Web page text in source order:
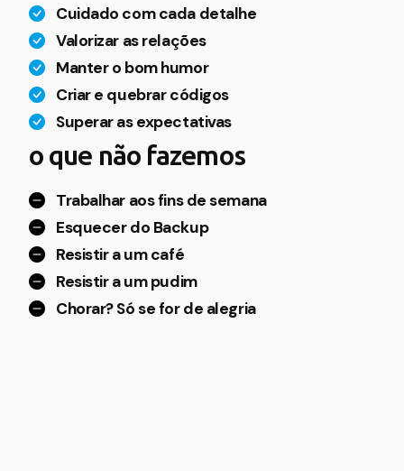
Cuidado com cada detalhe
Valorizar as relações
Manter o bom humor
Criar e quebrar códigos
Superar as expectativas
o que não fazemos
Trabalhar aos fins de semana
Esquecer do Backup
Resistir a um café
Resistir a um pudim
Chorar? Só se for de alegria